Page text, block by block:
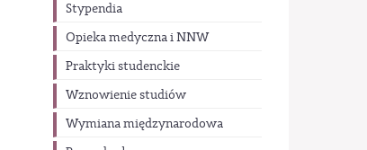
Stypendia
Opieka medyczna i NNW
Praktyki studenckie
Wznowienie studiów
Wymiana międzynarodowa